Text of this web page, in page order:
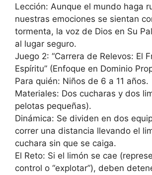
Lección: Aunque el mundo haga
nuestras emociones se sientan
tormenta, la voz de Dios en Su
al lugar seguro.
Juego 2: “Carrera de Relevos: El
Espíritu” (Enfoque en Dominio
Para quién: Niños de 6 a 11 años.
Materiales: Dos cucharas y dos
pelotas pequeñas).
Dinámica: Se dividen en dos
correr una distancia llevando el
cuchara sin que se caiga.
El Reto: Si el limón se cae
control o “explotar”), deben